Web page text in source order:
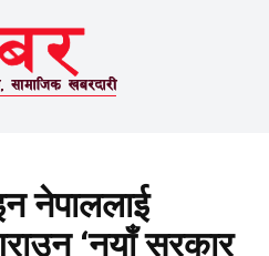
नेपाललाई
‘नयाँ सरकार